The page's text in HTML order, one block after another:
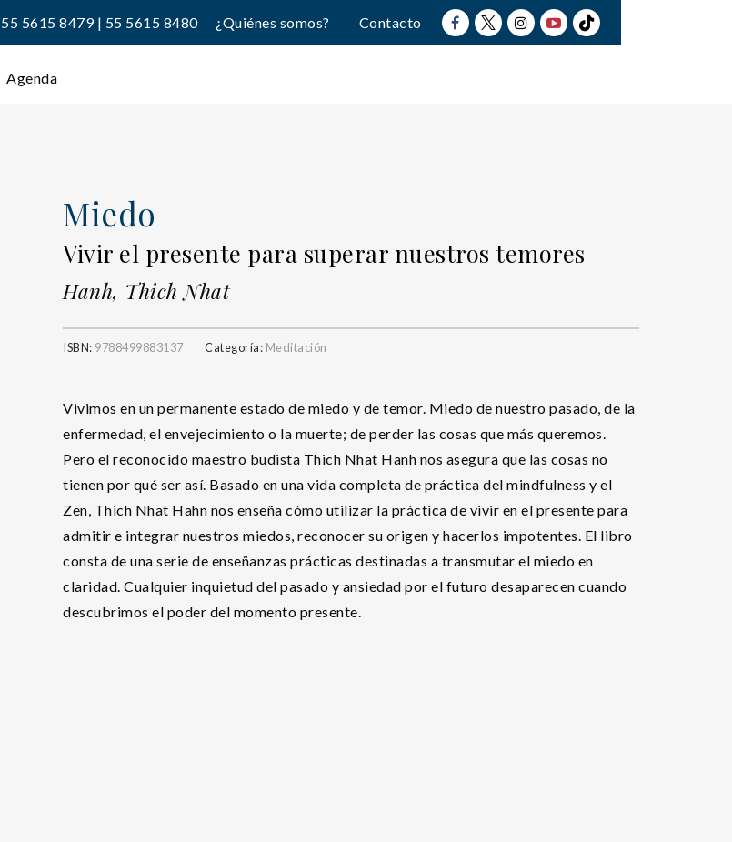
55 5615 8479 | 55 5615 8480 ¿Quiénes somos? Contacto
Agenda
Miedo
Vivir el presente para superar nuestros temores
Hanh, Thich Nhat
ISBN: 9788499883137 Categoría: Meditación
Vivimos en un permanente estado de miedo y de temor. Miedo de nuestro pasado, de la
enfermedad, el envejecimiento o la muerte; de perder las cosas que más queremos.
Pero el reconocido maestro budista Thich Nhat Hanh nos asegura que las cosas no
tienen por qué ser así. Basado en una vida completa de práctica del mindfulness y el
Zen, Thich Nhat Hahn nos enseña cómo utilizar la práctica de vivir en el presente para
admitir e integrar nuestros miedos, reconocer su origen y hacerlos impotentes. El libro
consta de una serie de enseñanzas prácticas destinadas a transmutar el miedo en
claridad. Cualquier inquietud del pasado y ansiedad por el futuro desaparecen cuando
descubrimos el poder del momento presente.